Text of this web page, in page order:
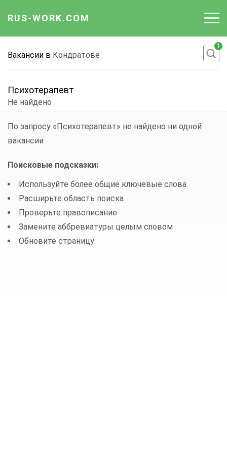
RUS-WORK.COM
Вакансии
Отрасли
Работодателю
Вакансии в Кондратове
1
Психотерапевт
Не найдено
По запросу «Психотерапевт» не найдено ни одной
вакансии
Поисковые подсказки:
Используйте более общие ключевые слова
Расширьте область поиска
Проверьте правописание
Замените аббревиатуры целым словом
Обновите страницу